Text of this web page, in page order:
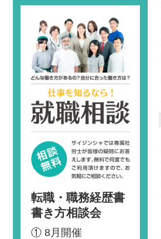
転職・職務経歴書
書き方相談会
① 8月開催